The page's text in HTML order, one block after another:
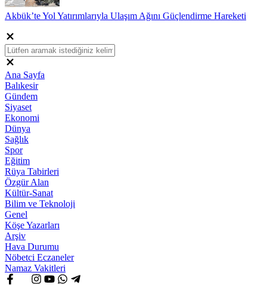
Akbük’te Yol Yatırımlarıyla Ulaşım Ağını Güçlendirme Hareketi
Ana Sayfa
Balıkesir
Gündem
Siyaset
Ekonomi
Dünya
Sağlık
Spor
Eğitim
Rüya Tabirleri
Özgür Alan
Kültür-Sanat
Bilim ve Teknoloji
Genel
Köşe Yazarları
Arşiv
Hava Durumu
Nöbetci Eczaneler
Namaz Vakitleri